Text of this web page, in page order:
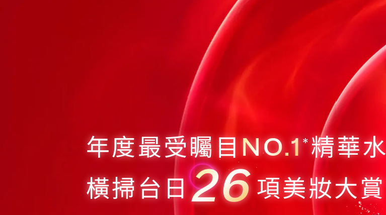
年度最受矚目NO.1* 精華水
橫掃台日26項美妝大賞